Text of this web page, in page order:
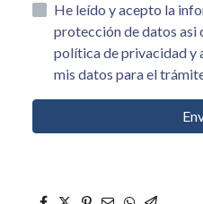
He leído y acepto la información básica sobre
protección de datos asi como el aviso legal y la
política de privacidad y acepto el tratamiento de
mis datos para el